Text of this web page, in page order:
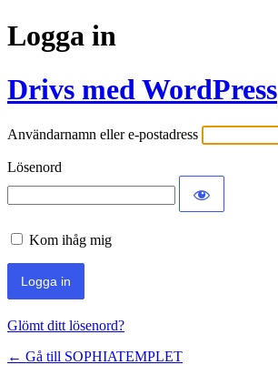
Logga in
Drivs med WordPress
Användarnamn eller e-postadress
Lösenord
Kom ihåg mig
Glömt ditt lösenord?
← Gå till SOPHIATEMPLET